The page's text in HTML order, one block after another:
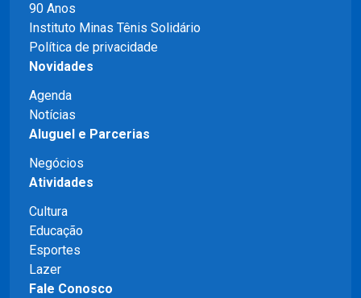
90 Anos
Instituto Minas Tênis Solidário
Política de privacidade
Novidades
Agenda
Notícias
Aluguel e Parcerias
Negócios
Atividades
Cultura
Educação
Esportes
Lazer
Fale Conosco